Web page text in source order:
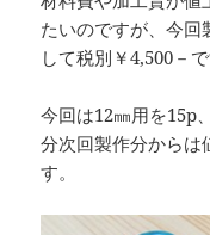
たいのですが、今
して税別￥4,500－で
今回は12㎜用を15p
分次回製作分からは
す。